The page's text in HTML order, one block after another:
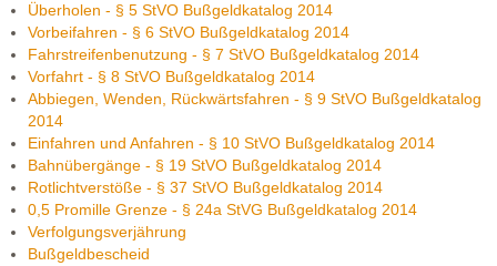
Überholen - § 5 StVO Bußgeldkatalog 2014
Vorbeifahren - § 6 StVO Bußgeldkatalog 2014
Fahrstreifenbenutzung - § 7 StVO Bußgeldkatalog 2014
Vorfahrt - § 8 StVO Bußgeldkatalog 2014
Abbiegen, Wenden, Rückwärtsfahren - § 9 StVO Bußgeldkatalog
2014
Einfahren und Anfahren - § 10 StVO Bußgeldkatalog 2014
Bahnübergänge - § 19 StVO Bußgeldkatalog 2014
Rotlichtverstöße - § 37 StVO Bußgeldkatalog 2014
0,5 Promille Grenze - § 24a StVG Bußgeldkatalog 2014
Verfolgungsverjährung
Bußgeldbescheid